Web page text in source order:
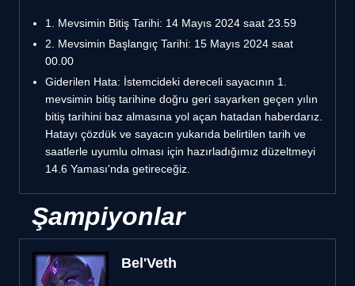
1. Mevsimin Bitiş Tarihi: 14 Mayıs 2024 saat 23.59
2. Mevsimin Başlangıç Tarihi: 15 Mayıs 2024 saat
00.00
Giderilen Hata: İstemcideki dereceli sayacının 1.
mevsimin bitiş tarihine doğru geri sayarken geçen yılın
bitiş tarihini baz almasına yol açan hatadan haberdarız.
Hatayı çözdük ve sayacın yukarıda belirtilen tarih ve
saatlerle uyumlu olması için hazırladığımız düzeltmeyi
14.6 Yaması'nda getireceğiz.
Şampiyonlar
Bel'Veth